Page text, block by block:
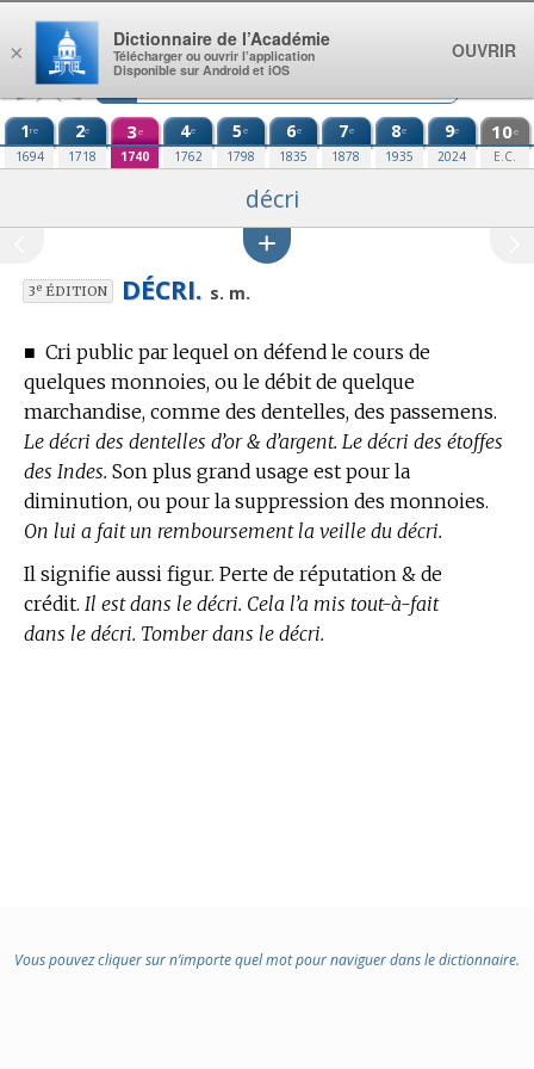
Aller au contenu
1re
1694
2e
1718
3e
1740
4e
1762
5e
1798
6e
1835
7e
1878
8e
1935
9e
2024
10e
E.C.
décri
3eÉDITION DÉCRI. s. m.
■ Cri public par lequel on défend le cours de
quelques monnoies, ou le débit de quelque
marchandise, comme des dentelles, des passemens.
Le décri des dentelles d’or & d’argent. Le décri des étoffes
des Indes. Son plus grand usage est pour la
diminution, ou pour la suppression des monnoies.
On lui a fait un remboursement la veille du décri.
Il signifie aussi figur. Perte de réputation & de
crédit. Il est dans le décri. Cela l’a mis tout-à-fait
dans le décri. Tomber dans le décri.
Vous pouvez cliquer sur n’importe quel mot pour naviguer dans le dictionnaire.
×
Dictionnaire de l’Académie
Télécharger ou ouvrir l’application
Disponible sur Android et iOS
OUVRIR